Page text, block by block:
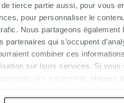
tierce partie aussi, pour vous
pour personnaliser le
Nous partageons
qui s’occupent
combiner ces
sur leurs services. Si
uns seulement,
cliquez
ONT